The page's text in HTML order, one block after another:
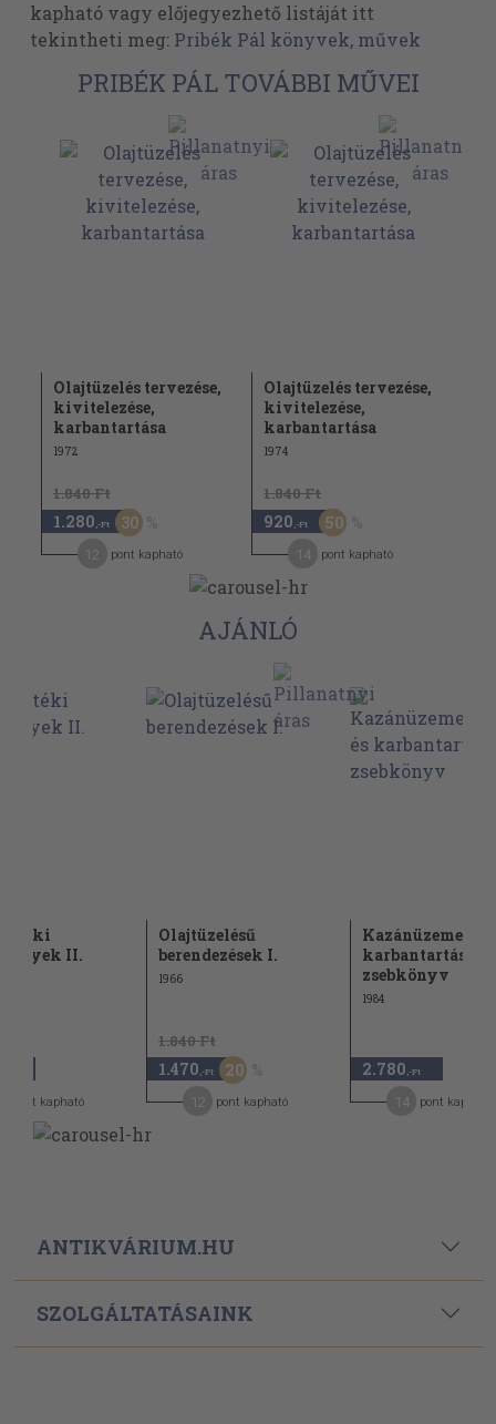
kapható vagy előjegyezhető listáját itt
tekintheti meg: Pribék Pál könyvek, művek
PRIBÉK PÁL TOVÁBBI MŰVEI
Olajtüzelés tervezése,
kivitelezése,
karbantartása
1972
1.840 Ft
1.280 ,-Ft 30
pont kapható
Olajtüzelés tervezése,
kivitelezése,
karbantartása
1974
1.840 Ft
920 ,-Ft 50
pont kapható
AJÁNLÓ
II.
pont kapható
Olajtüzelésű
berendezések I.
1966
1.840 Ft
1.470 ,-Ft 20
pont kapható
karbantartási
zsebkönyv
1984
2.780 ,-Ft
pont kapható
ANTIKVÁRIUM.HU
SZOLGÁLTATÁSAINK